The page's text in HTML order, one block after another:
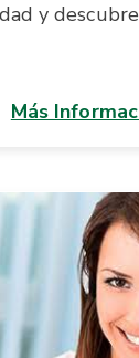
y
Más